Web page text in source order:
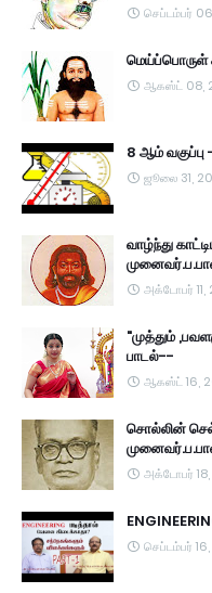
செப்டம்பர்
மெய்ப்பொருள்
ஆகஸ்ட் 08,
8 ஆம்
ஜூலை 31,
வாழ்ந்து
அக்டோபர் 11,
"முத்தும்
பாடல்--
ஆகஸ்ட் 16,
சொல்லின்
அக்டோபர்
செப்டம்பர்